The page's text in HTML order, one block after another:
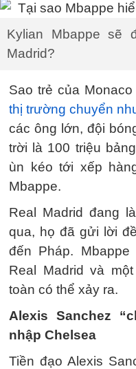
Kylian Mbappe sẽ
Madrid?
Sao trẻ của
thị trường chuyển
các ông lớn, đội
trời là 100 triệu
ùn kéo tới xếp
Mbappe.
Real Madrid đang
qua, họ đã gửi lời
đến Pháp.
Real Madrid và
toàn có thể xảy ra.
Alexis Sanchez
nhập Chelsea
Tiền đạo Alexis